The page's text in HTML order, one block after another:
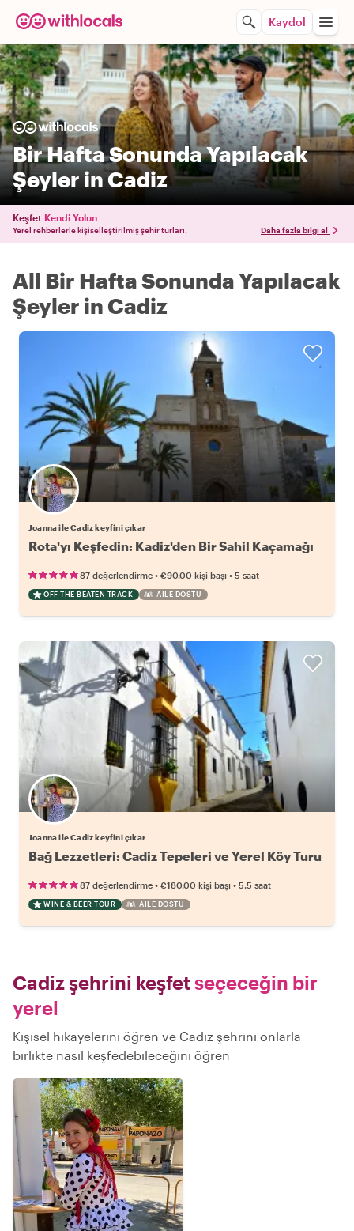
Kaydol
Bir Hafta Sonunda Yapılacak
Şeyler in Cadiz
Keşfet Kendi Yolun
Yerel rehberlerle kişiselleştirilmiş şehir turları. Daha fazla bilgi al
All Bir Hafta Sonunda Yapılacak
Şeyler in Cadiz
Joanna ile Cadiz keyfini çıkar
Rota'yı Keşfedin: Kadiz'den Bir Sahil Kaçamağı
87 değerlendirme • €90.00 kişi başı • 5 saat
OFF THE BEATEN TRACK AILE DOSTU
Joanna ile Cadiz keyfini çıkar
Bağ Lezzetleri: Cadiz Tepeleri ve Yerel Köy Turu
87 değerlendirme • €180.00 kişi başı • 5.5 saat
WINE & BEER TOUR AILE DOSTU
Cadiz şehrini keşfetseçeceğin bir
yerel
Kişisel hikayelerini öğren ve Cadiz şehrini onlarla
birlikte nasıl keşfedebileceğini öğren